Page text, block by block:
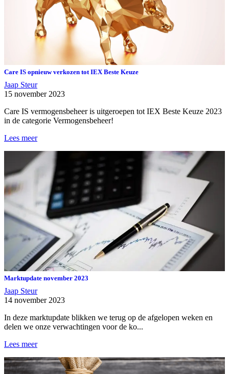
Care IS opnieuw verkozen tot IEX Beste Keuze
Jaap Steur
15 november 2023
Care IS vermogensbeheer is uitgeroepen tot IEX Beste Keuze 2023
in de categorie Vermogensbeheer!
Lees meer
Marktupdate november 2023
Jaap Steur
14 november 2023
In deze marktupdate blikken we terug op de afgelopen weken en
delen we onze verwachtingen voor de ko...
Lees meer